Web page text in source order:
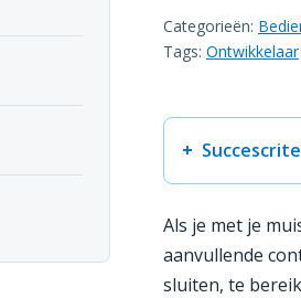
Categorieën:
Tags: Ontwikkelaar
Als je met je
aanvullende
sluiten, te